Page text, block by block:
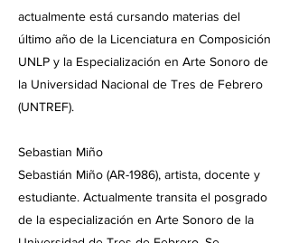
actualmente está cursando materias del
último año de la Licenciatura en Composición
UNLP y la Especialización en Arte Sonoro de
la Universidad Nacional de Tres de Febrero
(UNTREF).
Sebastian Miño
Sebastián Miño (AR-1986), artista, docente y
estudiante. Actualmente transita el posgrado
de la especialización en Arte Sonoro de la